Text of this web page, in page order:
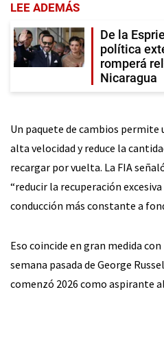
LEE ADEMÁS
De la
política
romperá
Nicaragua
Un paquete de cambios permite
alta velocidad y reduce la
recargar por vuelta. La FIA
“reducir la recuperación
conducción más constante a
Eso coincide en gran medida
semana pasada de George
comenzó 2026 como aspirante